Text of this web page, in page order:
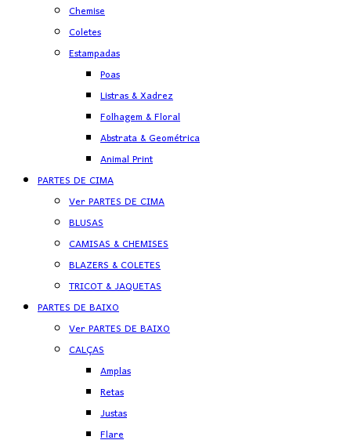
Chemise
Coletes
Estampadas
Poas
Listras & Xadrez
Folhagem & Floral
Abstrata & Geométrica
Animal Print
PARTES DE CIMA
Ver PARTES DE CIMA
BLUSAS
CAMISAS & CHEMISES
BLAZERS & COLETES
TRICOT & JAQUETAS
PARTES DE BAIXO
Ver PARTES DE BAIXO
CALÇAS
Amplas
Retas
Justas
Flare